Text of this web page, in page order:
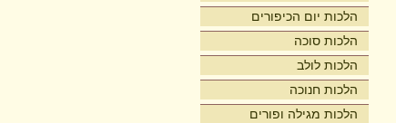
הלכות יום הכיפורים
הלכות סוכה
הלכות לולב
הלכות חנוכה
הלכות מגילה ופורים